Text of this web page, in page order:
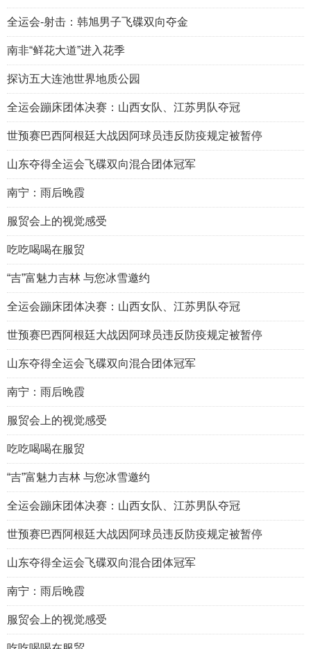
全运会-射击：韩旭男子飞碟双向夺金
南非“鲜花大道”进入花季
探访五大连池世界地质公园
全运会蹦床团体决赛：山西女队、江苏男队夺冠
世预赛巴西阿根廷大战因阿球员违反防疫规定被暂停
山东夺得全运会飞碟双向混合团体冠军
南宁：雨后晚霞
服贸会上的视觉感受
吃吃喝喝在服贸
“吉”富魅力吉林 与您冰雪邀约
全运会蹦床团体决赛：山西女队、江苏男队夺冠
世预赛巴西阿根廷大战因阿球员违反防疫规定被暂停
山东夺得全运会飞碟双向混合团体冠军
南宁：雨后晚霞
服贸会上的视觉感受
吃吃喝喝在服贸
“吉”富魅力吉林 与您冰雪邀约
全运会蹦床团体决赛：山西女队、江苏男队夺冠
世预赛巴西阿根廷大战因阿球员违反防疫规定被暂停
山东夺得全运会飞碟双向混合团体冠军
南宁：雨后晚霞
服贸会上的视觉感受